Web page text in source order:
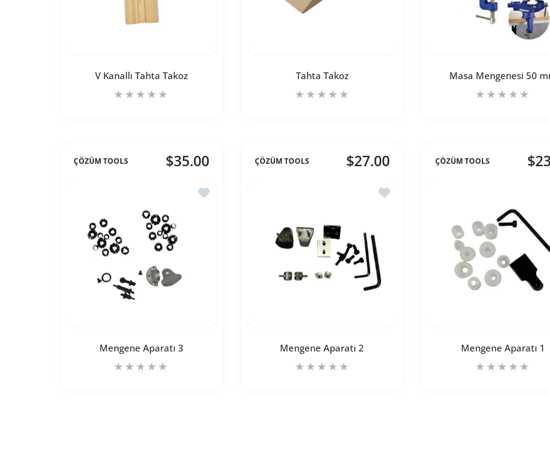
V Kanallı Tahta Takoz
V Kanallı Tahta Takoz Default Title için adedi artırın
V Kanallı Tahta Takoz Default Title için adedi artırın
Tahta Takoz
Tahta Takoz Default Title için adedi artırın
Tahta Takoz Default Title için adedi artırın
Masa Mengenesi 50
Masa Mengenesi
ÇÖZÜM TOOLS $35.00
İstek listesine ekle Mengene Aparatı 3
Mengene Aparatı 3
ÇÖZÜM TOOLS $27.00
İstek listesine ekle Mengene Aparatı 2
Mengene Aparatı 2
ÇÖZÜM TOOLS
Mengene Aparatı 1